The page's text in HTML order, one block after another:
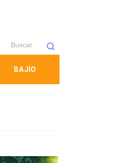
inspecciones en juegos
BAJÍO